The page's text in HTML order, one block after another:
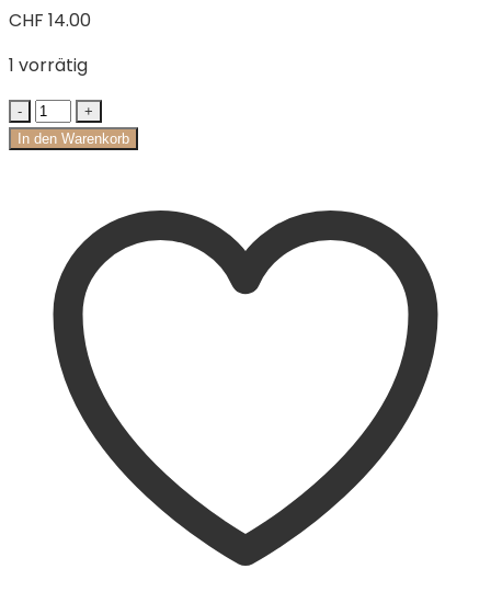
CHF 14.00
1 vorrätig
In den Warenkorb